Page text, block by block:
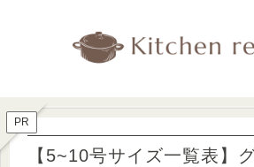
PR
【5~10号サイズ一覧表】